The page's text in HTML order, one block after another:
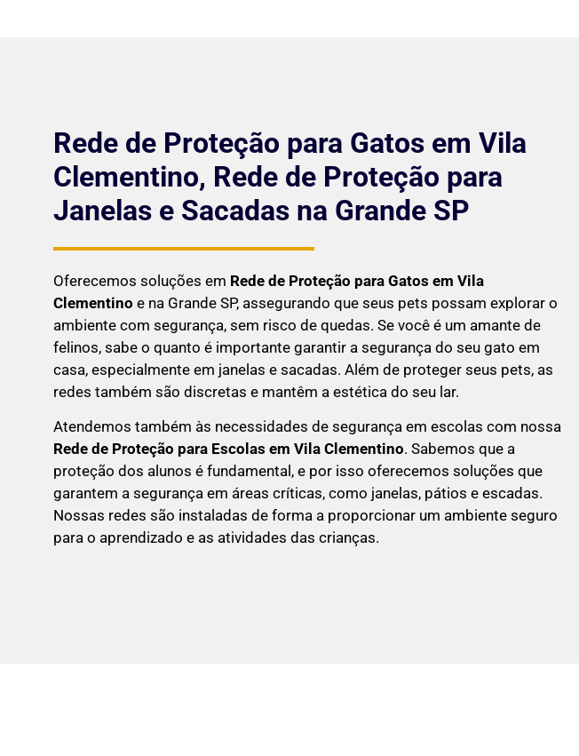
Rede de Proteção para Gatos em Vila
Clementino, Rede de Proteção para
Janelas e Sacadas na Grande SP
Oferecemos soluções em Rede de Proteção para Gatos em Vila
Clementino e na Grande SP, assegurando que seus pets possam explorar o
ambiente com segurança, sem risco de quedas. Se você é um amante de
felinos, sabe o quanto é importante garantir a segurança do seu gato em
casa, especialmente em janelas e sacadas. Além de proteger seus pets, as
redes também são discretas e mantêm a estética do seu lar.
Atendemos também às necessidades de segurança em escolas com nossa
Rede de Proteção para Escolas em Vila Clementino. Sabemos que a
proteção dos alunos é fundamental, e por isso oferecemos soluções que
garantem a segurança em áreas críticas, como janelas, pátios e escadas.
Nossas redes são instaladas de forma a proporcionar um ambiente seguro
para o aprendizado e as atividades das crianças.